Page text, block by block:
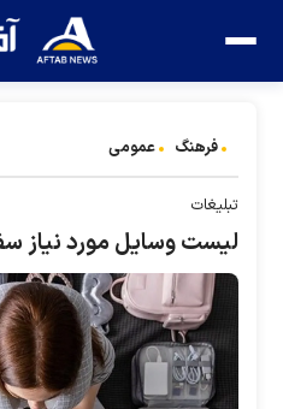
فرهنگ عمومی
تبلیغات
لیست وسایل مورد نیاز